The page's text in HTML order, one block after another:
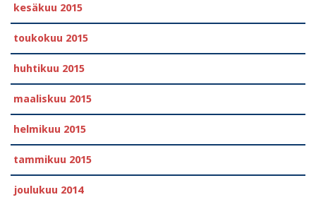
kesäkuu 2015
toukokuu 2015
huhtikuu 2015
maaliskuu 2015
helmikuu 2015
tammikuu 2015
joulukuu 2014